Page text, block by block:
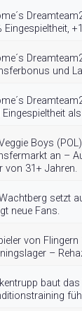
Eingespieltheit,
und
Eingespieltheit
Boys
an –
von 31+ Jahren.
setzt
neue Fans.
von
–
baut